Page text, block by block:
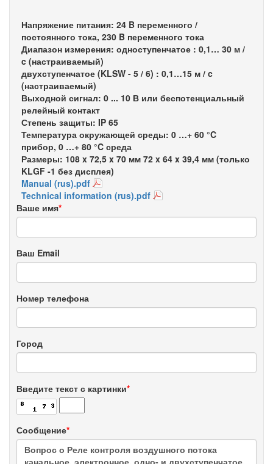
Напряжение питания: 24 B переменного /
постоянного тока, 230 B переменного тока
Диапазон измерения: одноступенчатое : 0,1… 30 м /
c (настраиваемый)
двухступенчатое (KLSW - 5 / 6) : 0,1…15 м / c
(настраиваемый)
Выходной сигнал: 0 ... 10 В или беспотенциальный
релейный контакт
Степень защиты: IP 65
Температура окружающей среды: 0 …+ 60 °C
прибор, 0 …+ 80 °C среда
Размеры: 108 x 72,5 x 70 мм 72 x 64 x 39,4 мм (только
KLGF -1 без дисплея)
Manual (rus).pdf
Technical information (rus).pdf
Ваше имя*
Ваш Email
Номер телефона
Город
Введите текст с картинки*
Сообщение*